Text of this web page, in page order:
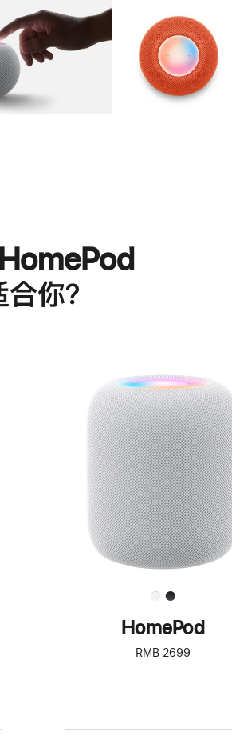
图库 图像 图库 图像
你？
进
一
步
了
解
HomePod<
HomePod
RMB 2699